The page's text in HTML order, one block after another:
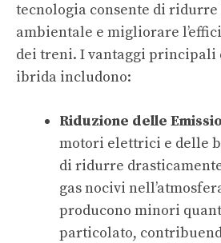
tecnologia consente di ridurre
ambientale e migliorare
dei treni. I vantaggi principali
ibrida includono:
Riduzione delle
motori elettrici e delle
di ridurre
gas nocivi
producono minori
particolato,